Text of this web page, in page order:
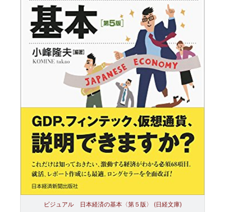
ビジュアル 日本経済の基本〈第５版〉 (日経文庫)